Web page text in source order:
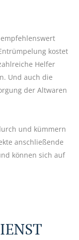
kostet
Helfer
Und auch die
der Altwaren
und kümmern
anschließende
können sich auf